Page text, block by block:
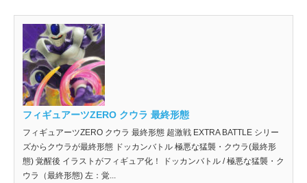
フィギュアーツZERO クウラ 最終形態
フィギュアーツZERO クウラ 最終形態 超激戦 EXTRA BATTLE シリー
ズからクウラが最終形態 ドッカンバトル 極悪な猛襲・クウラ(最終形
態) 覚醒後 イラストがフィギュア化！ ドッカンバトル / 極悪な猛襲・ク
ウラ（最終形態) 左：覚...